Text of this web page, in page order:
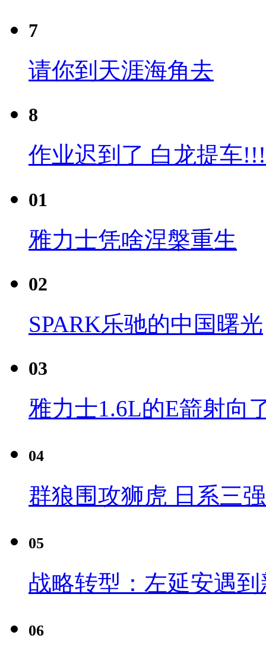
7
请你到天涯海角去
8
作业迟到了 白龙提车
01
雅力士凭啥涅槃重生
02
SPARK乐驰的中国曙光
03
雅力士1.6L的E箭射向
04
群狼围攻狮虎 日系三
05
战略转型：左延安遇
06